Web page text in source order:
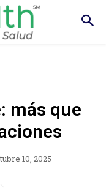
más que
10, 2025